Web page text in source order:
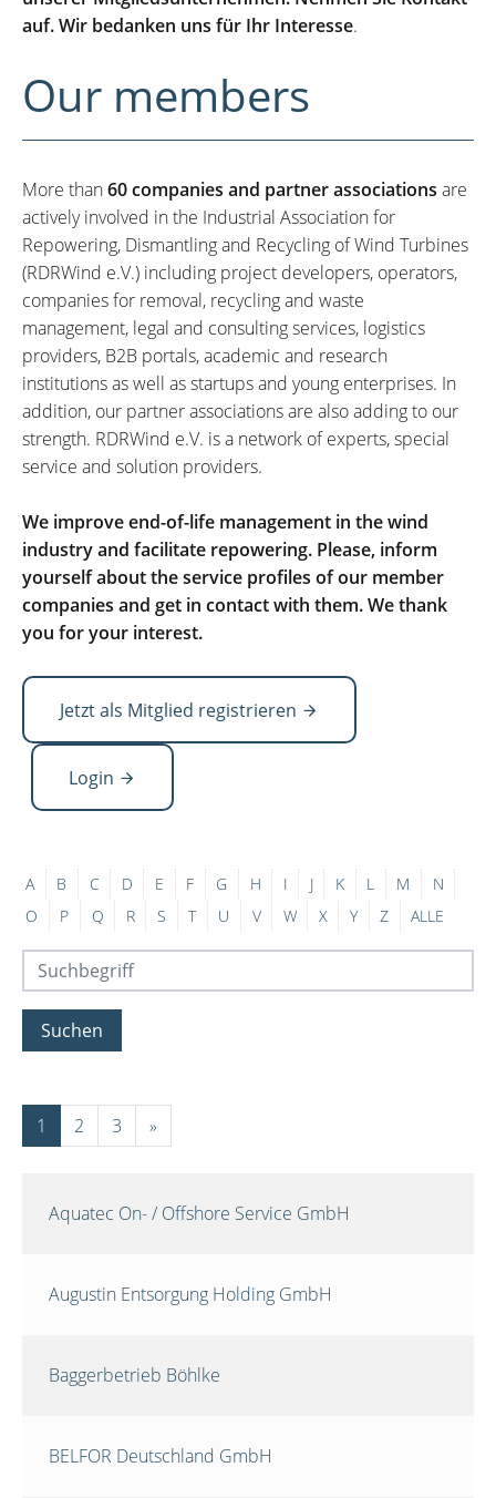
auf. Wir bedanken uns für Ihr Interesse.
Our members
More than60 companies and partner associations are
actively involved in the Industrial Association for
Repowering, Dismantling and Recycling of Wind Turbines
(RDRWind e.V.) including project developers, operators,
companies for removal, recycling and waste
management, legal and consulting services, logistics
providers, B2B portals, academic and research
institutions as well as startups and young enterprises. In
addition, our partner associations are also adding to our
strength. RDRWind e.V. is a network of experts, special
service and solution providers.
We improve end-of-life management in the wind
industry and facilitate repowering. Please, inform
yourself about the service profiles of our member
companies and get in contact with them. We thank
you for your interest.
Jetzt als Mitglied registrieren
Login
A B C D E F G H I J K L M
N
O
P Q R S T U V W X Y Z ALLE
Suchen
1 2 3 »
Aquatec On- / Offshore Service GmbH
Augustin Entsorgung Holding GmbH
Baggerbetrieb Böhlke
BELFOR Deutschland GmbH